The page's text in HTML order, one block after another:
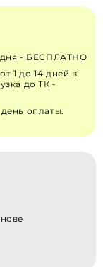
дня - БЕСПЛАТНО
1 до 14 дней в
до ТК -
оплаты.